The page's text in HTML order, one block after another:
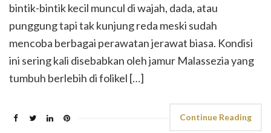
bintik-bintik kecil muncul di wajah, dada, atau
punggung tapi tak kunjung reda meski sudah
mencoba berbagai perawatan jerawat biasa. Kondisi
ini sering kali disebabkan oleh jamur Malassezia yang
tumbuh berlebih di folikel […]
Continue Reading